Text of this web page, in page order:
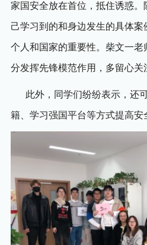
家国安全放在首位，抵住诱惑。
己学习到的和身边发生的具体
个人和国家的重要性。柴文一
分发挥先锋模范作用，多留心关
此外，同学们纷纷表示，还
籍、学习强国平台等方式提高安